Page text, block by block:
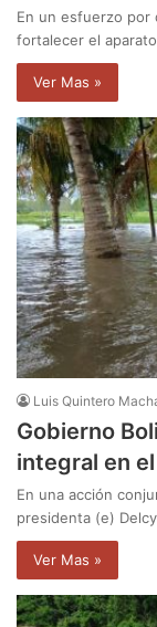
En un esfuerzo por
fortalecer el
Ver Mas »
Luis Quintero
Gobierno
integral en
En una acción
presidenta (e)
Ver Mas »